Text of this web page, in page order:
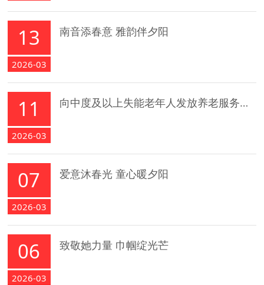
13
2026-03
南音添春意 雅韵伴夕阳
11
2026-03
向中度及以上失能老年人发放养老服务消费券补贴，您关心的都在这里
07
2026-03
爱意沐春光 童心暖夕阳
06
2026-03
致敬她力量 巾帼绽光芒